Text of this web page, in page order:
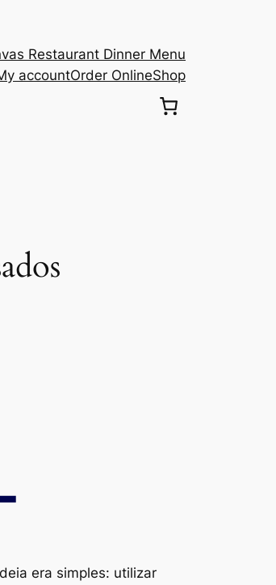
Restaurant Dinner Menu
accountOrder OnlineShop
era simples: utilizar